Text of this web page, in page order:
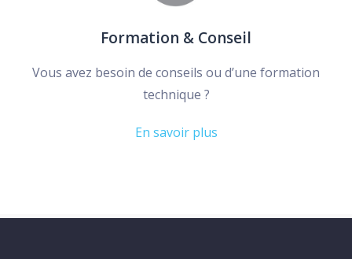
Formation & Conseil
Vous avez besoin de conseils ou d’une formation
technique ?
En savoir plus